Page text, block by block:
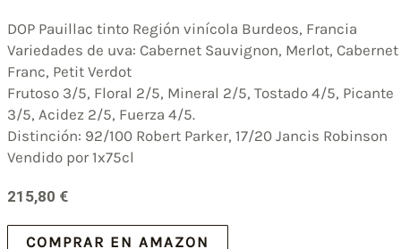
DOP Pauillac tinto Región vinícola Burdeos, Francia
Variedades de uva: Cabernet Sauvignon, Merlot, Cabernet
Franc, Petit Verdot
Frutoso 3/5, Floral 2/5, Mineral 2/5, Tostado 4/5, Picante
3/5, Acidez 2/5, Fuerza 4/5.
Distinción: 92/100 Robert Parker, 17/20 Jancis Robinson
Vendido por 1x75cl
215,80 €
COMPRAR EN AMAZON